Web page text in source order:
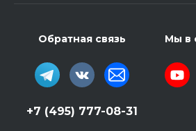
Обратная связь
+7 (495) 777-08-31
Мы в